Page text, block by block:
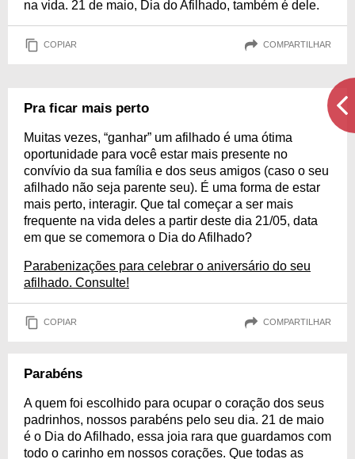
na vida. 21 de maio, Dia do Afilhado, também é dele.
COPIAR COMPARTILHAR
Pra ficar mais perto
Muitas vezes, “ganhar” um afilhado é uma ótima
oportunidade para você estar mais presente no
convívio da sua família e dos seus amigos (caso o seu
afilhado não seja parente seu). É uma forma de estar
mais perto, interagir. Que tal começar a ser mais
frequente na vida deles a partir deste dia 21/05, data
em que se comemora o Dia do Afilhado?
Parabenizações para celebrar o aniversário do seu
afilhado. Consulte!
COPIAR COMPARTILHAR
Parabéns
A quem foi escolhido para ocupar o coração dos seus
padrinhos, nossos parabéns pelo seu dia. 21 de maio
é o Dia do Afilhado, essa joia rara que guardamos com
todo o carinho em nossos corações. Que todas as